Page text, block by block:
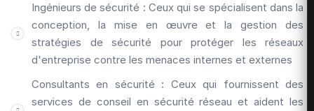
Ingénieurs de sécurité : Ceux qui se spécialisent dans la
conception, la mise en œuvre et la gestion des
stratégies de sécurité pour protéger les réseaux
d'entreprise contre les menaces internes et externes
Consultants en sécurité : Ceux qui fournissent des
services de conseil en sécurité réseau et aident les